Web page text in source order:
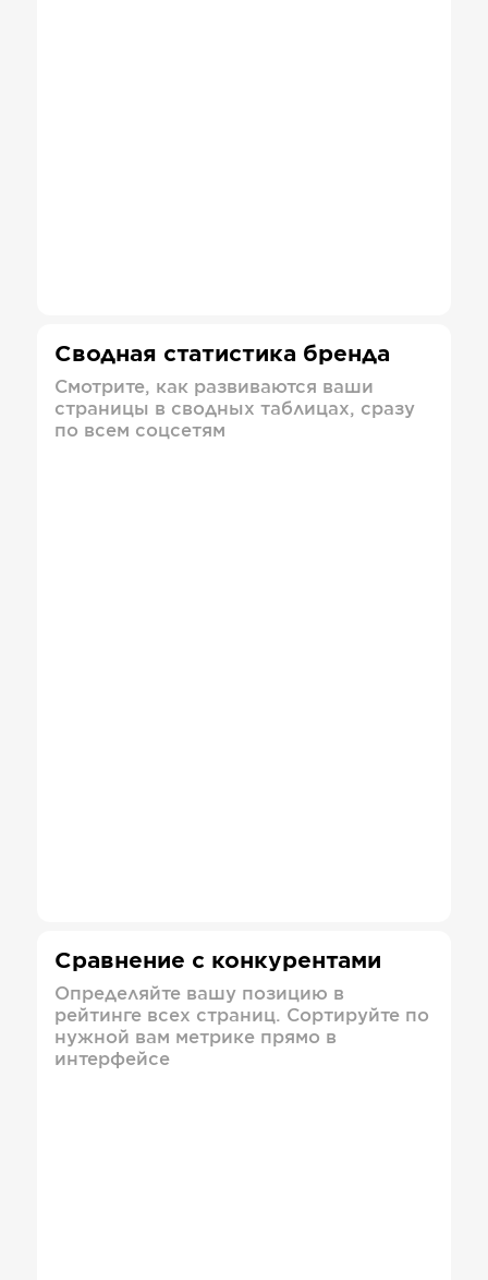
Сводная статистика бренда
Смотрите, как развиваются ваши
страницы в сводных таблицах, сразу
по всем соцсетям
Сравнение с конкурентами
Определяйте вашу позицию в
рейтинге всех страниц. Сортируйте по
нужной вам метрике прямо в
интерфейсе